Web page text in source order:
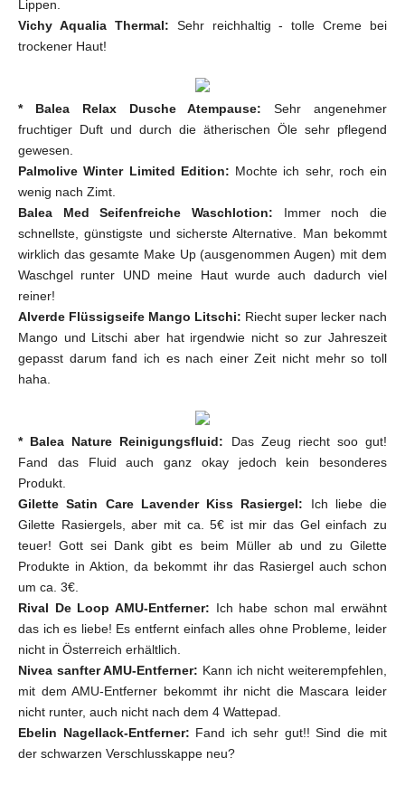
Lippen.
Vichy Aqualia Thermal: Sehr reichhaltig - tolle Creme bei
trockener Haut!
* Balea Relax Dusche Atempause:Sehr angenehmer
fruchtiger Duft und durch die ätherischen Öle sehr pflegend
gewesen.
Palmolive Winter Limited Edition: Mochte ich sehr, roch ein
wenig nach Zimt.
Balea Med Seifenfreiche Waschlotion: Immer noch die
schnellste, günstigste und sicherste Alternative. Man bekommt
wirklich das gesamte Make Up (ausgenommen Augen) mit dem
Waschgel runter UND meine Haut wurde auch dadurch viel
reiner!
Alverde Flüssigseife Mango Litschi: Riecht super lecker nach
Mango und Litschi aber hat irgendwie nicht so zur Jahreszeit
gepasst darum fand ich es nach einer Zeit nicht mehr so toll
haha.
* Balea Nature Reinigungsfluid: Das Zeug riecht soo gut!
Fand das Fluid auch ganz okay jedoch kein besonderes
Produkt.
Gilette Satin Care Lavender Kiss Rasiergel: Ich liebe die
Gilette Rasiergels, aber mit ca. 5€ ist mir das Gel einfach zu
teuer! Gott sei Dank gibt es beim Müller ab und zu Gilette
Produkte in Aktion, da bekommt ihr das Rasiergel auch schon
um ca. 3€.
Rival De Loop AMU-Entferner: Ich habe schon mal erwähnt
das ich es liebe! Es entfernt einfach alles ohne Probleme, leider
nicht in Österreich erhältlich.
Nivea sanfter AMU-Entferner: Kann ich nicht weiterempfehlen,
mit dem AMU-Entferner bekommt ihr nicht die Mascara leider
nicht runter, auch nicht nach dem 4 Wattepad.
Ebelin Nagellack-Entferner: Fand ich sehr gut!! Sind die mit
der schwarzen Verschlusskappe neu?